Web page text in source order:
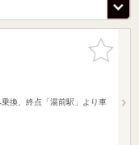
お気に入
りに追加
換、終点「湯前駅」より車